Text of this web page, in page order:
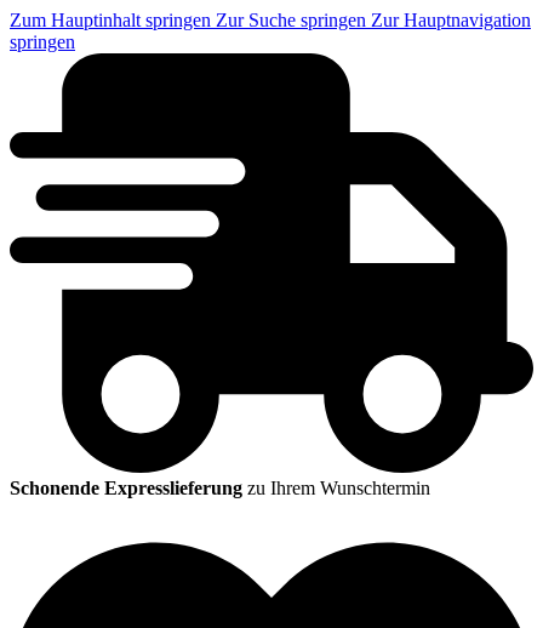
Zum Hauptinhalt springen Zur Suche springen Zur Hauptnavigation
springen
Schonende Expresslieferung zu Ihrem Wunschtermin